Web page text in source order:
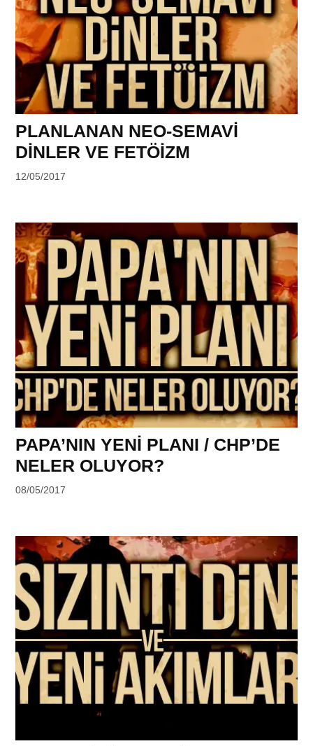
PLANLANAN NEO-SEMAVİ
DİNLER VE FETÖİZM
by
12/05/2017
PAPA’NIN YENİ PLANI / CHP’DE
NELER OLUYOR?
by
08/05/2017